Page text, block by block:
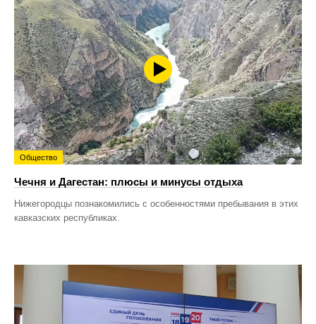
Общество
Чечня и Дагестан: плюсы и минусы отдыха
Нижегородцы познакомились с особенностями пребывания в этих
кавказских республиках.